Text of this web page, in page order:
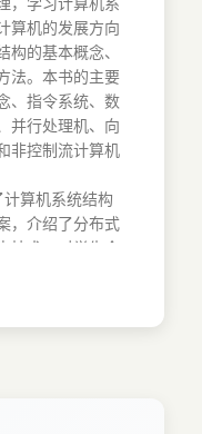
上使用计算机。
层次结构，它是
集合的“计算机
畴，它可以分属
层次的控制流程
可以把计算机
组成的。从语言
次结构如图2所
为该层的操作
，学习计算机系
算机的发展方向
构的基本概念、
法。本书的主要
、指令系统、数
并行处理机、向
非控制流计算机
算机系统结构
，介绍了分布式
技术，对学生全